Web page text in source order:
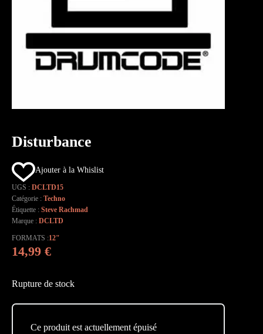
Disturbance
Ajouter à la Whislist
UGS : DCLTD15
Catégorie : Techno
Étiquette : Steve Rachmad
Marque : DCLTD
FORMATS 12"
14,99 €
Rupture de stock
Ce produit est actuellement épuisé